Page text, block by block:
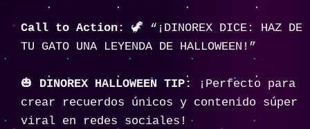
Call to Action:
🦖 “¡DINOREX DICE: HAZ DE
TU GATO UNA LEYENDA DE HALLOWEEN!”
🎃 DINOREX HALLOWEEN TIP:
¡Perfecto para
crear recuerdos únicos y contenido súper
viral en redes sociales!